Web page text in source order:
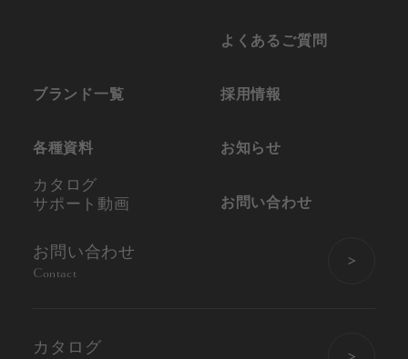
ブランド一覧
各種資料
カタログ
サポート動画
よくあるご質問
採用情報
お知らせ
お問い合わせ
お問い合わせ
Contact
カタログ